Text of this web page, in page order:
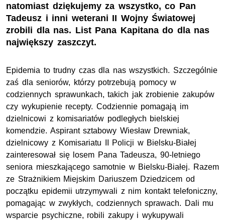
natomiast dziękujemy za wszystko, co Pan
Tadeusz i inni weterani II Wojny Światowej
zrobili dla nas. List Pana Kapitana do dla nas
największy zaszczyt.
Epidemia to trudny czas dla nas wszystkich. Szczególnie
zaś dla seniorów, którzy potrzebują pomocy w
codziennych sprawunkach, takich jak zrobienie zakupów
czy wykupienie recepty. Codziennie pomagają im
dzielnicowi z komisariatów podległych bielskiej
komendzie. Aspirant sztabowy Wiesław Drewniak,
dzielnicowy z Komisariatu II Policji w Bielsku-Białej
zainteresował się losem Pana Tadeusza, 90-letniego
seniora mieszkającego samotnie w Bielsku-Białej. Razem
ze Strażnikiem Miejskim Dariuszem Dziedzicem od
początku epidemii utrzymywali z nim kontakt telefoniczny,
pomagając w zwykłych, codziennych sprawach. Dali mu
wsparcie psychiczne, robili zakupy i wykupywali